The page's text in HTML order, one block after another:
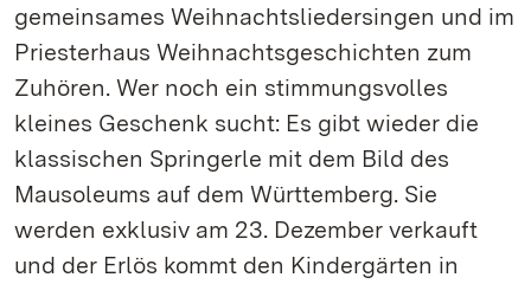
gemeinsames Weihnachtsliedersingen und im
Priesterhaus Weihnachtsgeschichten zum
Zuhören. Wer noch ein stimmungsvolles
kleines Geschenk sucht: Es gibt wieder die
klassischen Springerle mit dem Bild des
Mausoleums auf dem Württemberg. Sie
werden exklusiv am 23. Dezember verkauft
und der Erlös kommt den Kindergärten in